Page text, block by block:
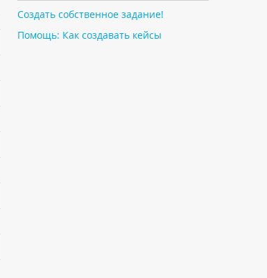
Создать собственное задание!
Помощь: Как создавать кейсы